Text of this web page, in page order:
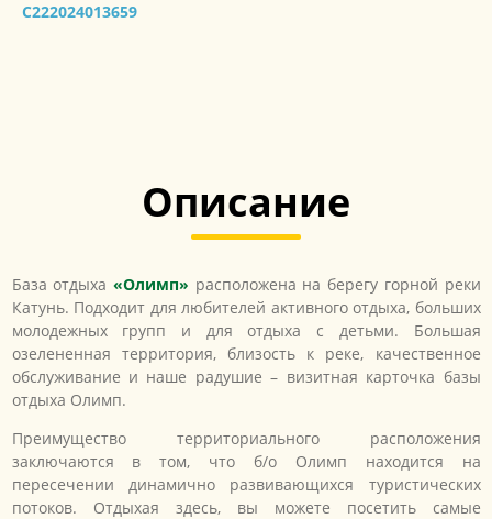
С222024013659
Описание
База отдыха «Олимп» расположена на берегу горной реки
Катунь. Подходит для любителей активного отдыха, больших
молодежных групп и для отдыха с детьми. Большая
озелененная территория, близость к реке, качественное
обслуживание и наше радушие – визитная карточка базы
отдыха Олимп.
Преимущество территориального расположения
заключаются в том, что б/о Олимп находится на
пересечении динамично развивающихся туристических
потоков. Отдыхая здесь, вы можете посетить самые